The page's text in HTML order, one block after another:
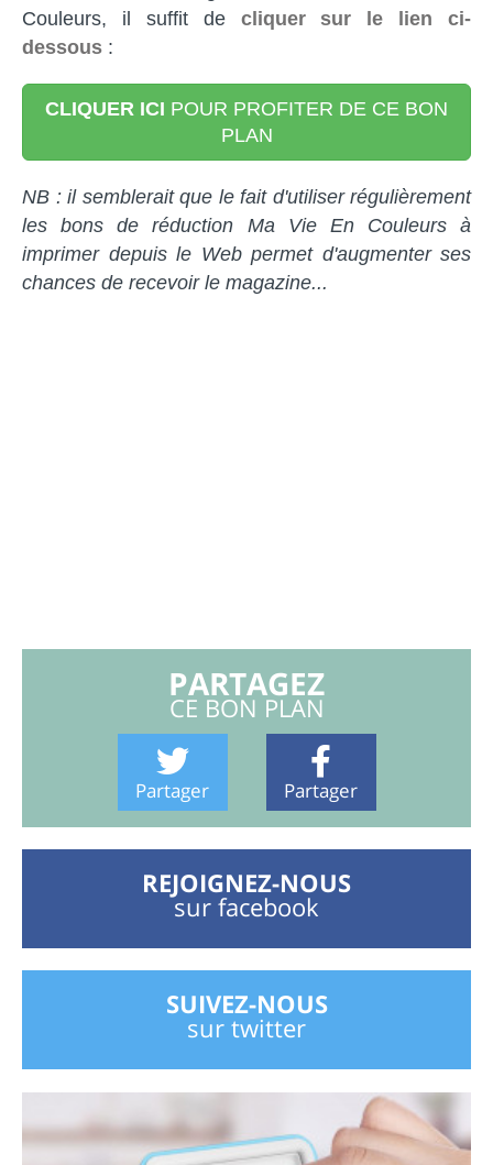
Couleurs, il suffit de cliquer sur le lien ci-
dessous :
CLIQUER ICI POUR PROFITER DE CE BON
PLAN
NB : il semblerait que le fait d'utiliser régulièrement
les bons de réduction Ma Vie En Couleurs à
imprimer depuis le Web permet d'augmenter ses
chances de recevoir le magazine...
PARTAGEZ
CE BON PLAN
Partager Partager
REJOIGNEZ-NOUS
sur facebook
SUIVEZ-NOUS
sur twitter